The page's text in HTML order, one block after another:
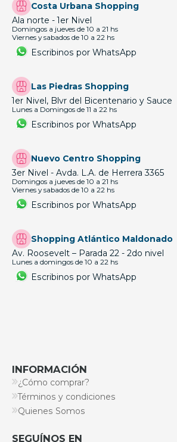
Costa Urbana Shopping
Ala norte - 1er Nivel
Domingos a jueves de 10 a 21 hs
Viernes y sabados de 10 a 22 hs
Escribinos por WhatsApp
Las Piedras Shopping
1er Nivel, Blvr del Bicentenario y Sauce
Lunes a Domingos de 11 a 22 hs
Escribinos por WhatsApp
Nuevo Centro Shopping
3er Nivel - Avda. L.A. de Herrera 3365
Domingos a jueves de 10 a 21 hs
Viernes y sabados de 10 a 22 hs
Escribinos por WhatsApp
Shopping Atlántico Maldonado
Av. Roosevelt – Parada 22 - 2do nivel
Lunes a domingos de 10 a 22 hs
Escribinos por WhatsApp
INFORMACIÓN
¿Cómo comprar?
Términos y condiciones
Quienes Somos
SEGUÍNOS EN